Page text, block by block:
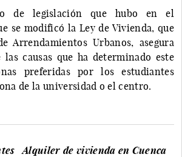
de legislación que hubo en el
se modificó la Ley de Vivienda, que
Arrendamientos Urbanos, asegura
las causas que ha determinado este
preferidas por los estudiantes
de la universidad o el centro.
Alquiler de vivienda en Cuenca